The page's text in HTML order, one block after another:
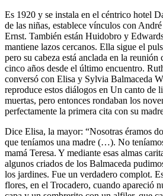
Es 1920 y se instala en el céntrico hotel
de las niñas, establece vínculos con
Ernst. También están Huidobro y
mantiene lazos cercanos. Ella sigue el
pero su cabeza está anclada en la reunión
cinco años desde el último encuentro.
conversó con Elisa y Sylvia Balmaceda
reproduce estos diálogos en Un canto de
muertas, pero entonces rondaban los
perfectamente la primera cita con su
Dice Elisa, la mayor: “Nosotras éramos
que teníamos una madre (…). No
mamá Teresa. Y mediante esas almas
algunos criados de los Balmaceda
los jardines. Fue un verdadero complot.
flores, en el Trocadero, cuando apareció